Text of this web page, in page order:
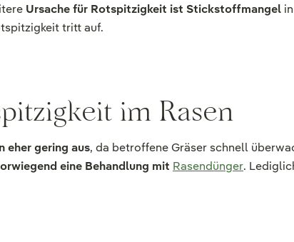
Ursache für Rotspitzigkeit ist Stickstoffmangel
tritt auf.
im Rasen
eher gering aus, da betroffene Gräser schnell
eine Behandlung mit Rasendünger.